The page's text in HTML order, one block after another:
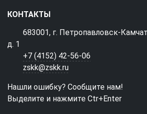
КОНТАКТЫ
683001, г. Петропавловск-
д. 1
+7 (4152) 42-56-06
zskk@zskk.ru
Нашли ошибку? Сообщите нам!
Выделите и нажмите Ctr+Enter